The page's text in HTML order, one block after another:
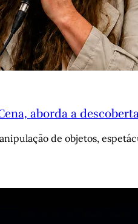
aborda a
de objetos,